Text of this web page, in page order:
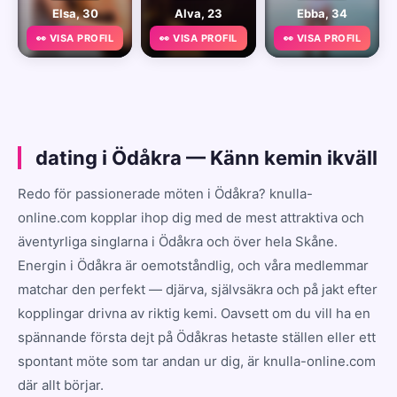
Elsa, 30
👀 VISA PROFIL
Alva, 23
👀 VISA PROFIL
Ebba, 34
👀 VISA PROFIL
dating i Ödåkra — Känn kemin ikväll
Redo för passionerade möten i Ödåkra? knulla-
online.com kopplar ihop dig med de mest attraktiva och
äventyrliga singlarna i Ödåkra och över hela Skåne.
Energin i Ödåkra är oemotståndlig, och våra medlemmar
matchar den perfekt — djärva, självsäkra och på jakt efter
kopplingar drivna av riktig kemi. Oavsett om du vill ha en
spännande första dejt på Ödåkras hetaste ställen eller ett
spontant möte som tar andan ur dig, är knulla-online.com
där allt börjar.